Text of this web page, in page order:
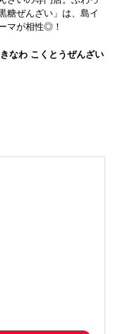
糖ぜんざい」は、島イ
マが相性◎！
なわ こくとうぜんざい